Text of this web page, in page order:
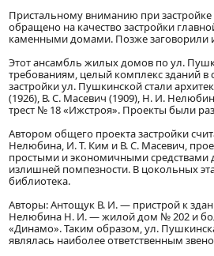
Пристальному вниманию при
обращено на качество застройки
каменными домами. Позже заговорили
Этот ансамбль жилых домов по ул.
требованиям, целый комплекс зданий в
застройки ул. Пушкинской стали
(1926), В. С. Масевич (1909), Н. И.
трест № 18 «Ижстроя». Проекты были
Автором общего проекта застройки
Нелюбина, И. Т. Ким и В. С. Масевич,
простыми и экономичными средствами
излишней помпезности. В цокольных
библиотека.
Авторы: Антощук В. И. — пристрой к
Нелюбина Н. И. — жилой дом № 202 и
«Динамо». Таким образом, ул.
являлась наиболее ответственным